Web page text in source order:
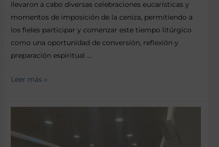
llevaron a cabo diversas celebraciones eucarísticas y
momentos de imposición de la ceniza, permitiendo a
los fieles participar y comenzar este tiempo litúrgico
como una oportunidad de conversión, reflexión y
preparación espiritual …
Leer más »